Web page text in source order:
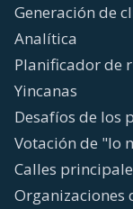
Generación de
Analítica
Planificador de
Yincanas
Desafíos de los
Votación de "lo
Calles
Organizaciones